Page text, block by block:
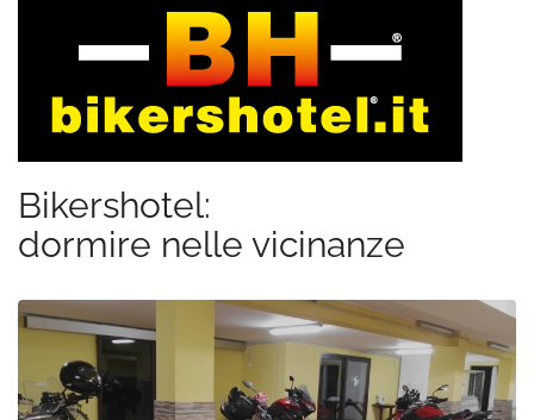
Bikershotel:
dormire nelle vicinanze